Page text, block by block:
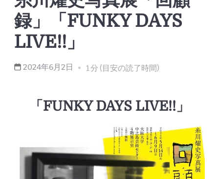
録」「FUNKY DAYS
LIVE!!」
2024年6月2日 1 分 (目安の読了時間)
「FUNKY DAYS LIVE!!」